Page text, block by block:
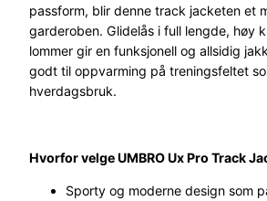
passform, blir denne track jacketen et
garderoben. Glidelås i full lengde, høy
lommer gir en funksjonell og allsidig
godt til oppvarming på treningsfeltet
hverdagsbruk.
Hvorfor velge UMBRO Ux Pro Track
Sporty og moderne design som